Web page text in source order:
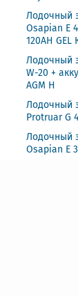
Лодочный
Osapian E
120AH GEL
Лодочный
W-20 +
AGM H
Лодочный
Protruar G
Лодочный
Osapian E